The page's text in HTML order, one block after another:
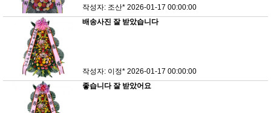
작성자: 조산* 2026-01-17 00:00:00
배송사진 잘 받았습니다
작성자: 이정* 2026-01-17 00:00:00
좋습니다 잘 받았어요